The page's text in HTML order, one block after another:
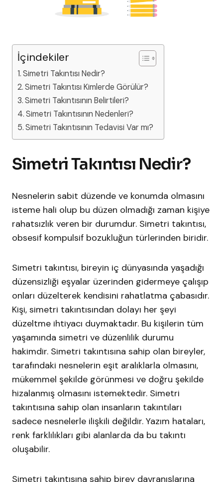
İçindekiler
Simetri Takıntısı Nedir?
Simetri Takıntısı Kimlerde Görülür?
Simetri Takıntısının Belirtileri?
Simetri Takıntısının Nedenleri?
Simetri Takıntısının Tedavisi Var mı?
Simetri Takıntısı Nedir?
Nesnelerin sabit düzende ve konumda olmasını
isteme hali olup bu düzen olmadığı zaman kişiye
rahatsızlık veren bir durumdur. Simetri takıntısı,
obsesif kompulsif bozukluğun türlerinden biridir.
Simetri takıntısı, bireyin iç dünyasında yaşadığı
düzensizliği eşyalar üzerinden gidermeye çalışıp
onları düzelterek kendisini rahatlatma çabasıdır.
Kişi, simetri takıntısından dolayı her şeyi
düzeltme ihtiyacı duymaktadır. Bu kişilerin tüm
yaşamında simetri ve düzenlilik durumu
hakimdir. Simetri takıntısına sahip olan bireyler,
tarafındaki nesnelerin eşit aralıklarla olmasını,
mükemmel şekilde görünmesi ve doğru şekilde
hizalanmış olmasını istemektedir. Simetri
takıntısına sahip olan insanların takıntıları
sadece nesnelerle ilişkili değildir. Yazım hataları,
renk farklılıkları gibi alanlarda da bu takıntı
oluşabilir.
Simetri takıntısına sahip birey davranışlarına